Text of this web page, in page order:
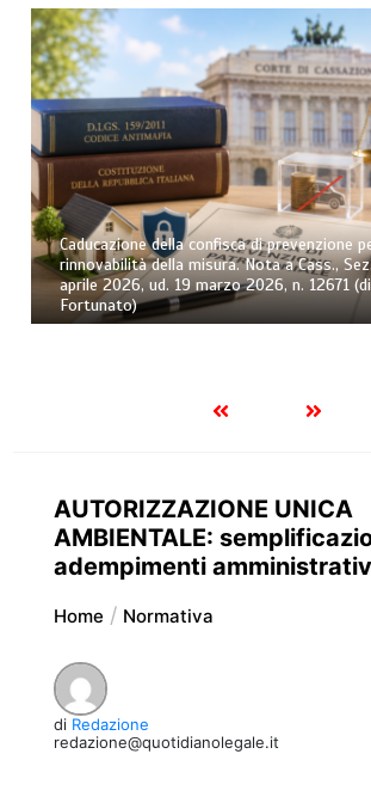
Caducazione della confisca di prevenzione
rinnovabilità della misura. Nota a Cass.,
aprile 2026, ud. 19 marzo 2026, n. 12671
Fortunato)
AUTORIZZAZIONE UNICA
AMBIENTALE:
adempimenti
Home Normativa
di Redazione
redazione@quotidianolegale.it